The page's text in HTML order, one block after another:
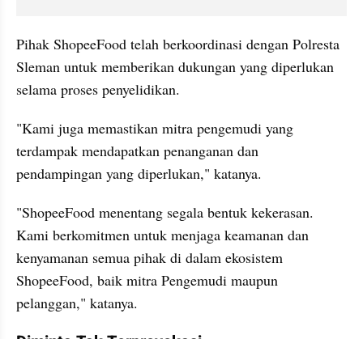
Pihak ShopeeFood telah berkoordinasi dengan Polresta
Sleman untuk memberikan dukungan yang diperlukan
selama proses penyelidikan.
"Kami juga memastikan mitra pengemudi yang
terdampak mendapatkan penanganan dan
pendampingan yang diperlukan," katanya.
"ShopeeFood menentang segala bentuk kekerasan.
Kami berkomitmen untuk menjaga keamanan dan
kenyamanan semua pihak di dalam ekosistem
ShopeeFood, baik mitra Pengemudi maupun
pelanggan," katanya.